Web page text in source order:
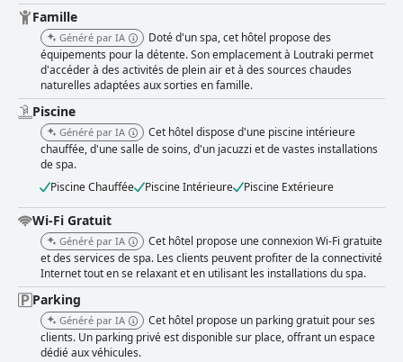
Famille
Généré par IA
Doté d'un spa, cet hôtel propose des
équipements pour la détente. Son emplacement à Loutraki permet
d'accéder à des activités de plein air et à des sources chaudes
naturelles adaptées aux sorties en famille.
Piscine
Généré par IA
Cet hôtel dispose d'une piscine intérieure
chauffée, d'une salle de soins, d'un jacuzzi et de vastes installations
de spa.
Piscine Chauffée
Piscine Intérieure Piscine Extérieure
Wi-Fi Gratuit
Généré par IA
Cet hôtel propose une connexion Wi-Fi gratuite
et des services de spa. Les clients peuvent profiter de la connectivité
Internet tout en se relaxant et en utilisant les installations du spa.
Parking
Généré par IA
Cet hôtel propose un parking gratuit pour ses
clients. Un parking privé est disponible sur place, offrant un espace
dédié aux véhicules.